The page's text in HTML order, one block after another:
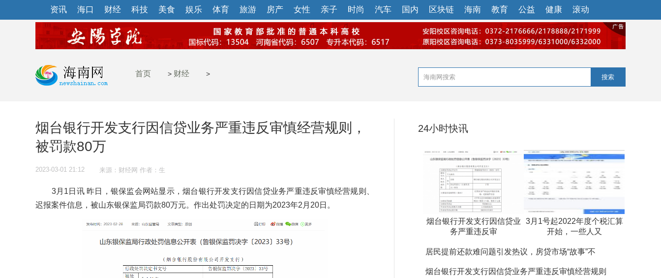
资讯 海口 财经 科技 美食 娱乐 体育 旅游 房产 女性 亲子 时尚 汽车 国内 区块链 海南 教育 公益 健康 滚动
首页 > 财经 > 搜索
烟台银行开发支行因信贷业务严重违反审慎经营规则，
被罚款80万
2023-03-01 21:12 来源：财经网 作者：生
3月1日讯 昨日，银保监会网站显示，烟台银行开发支行因信贷业务严重违反审慎经营规则、
迟报案件信息，被山东银保监局罚款80万元。作出处罚决定的日期为2023年2月20日。
24小时快讯
烟台银行开发支行因信贷业
务严重违反审
3月1号起2022年度个税汇算
开始，一些人又
居民提前还款难问题引发热议，房贷市场“故事”不
烟台银行开发支行因信贷业务严重违反审慎经营规则